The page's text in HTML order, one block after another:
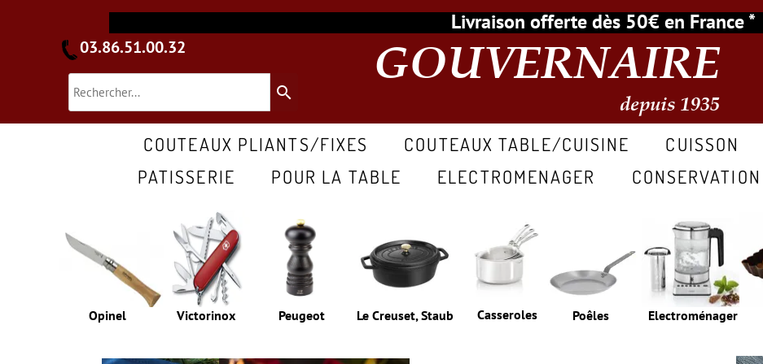
GOUVERNAIRE
depuis 1935
search
Peugeot Le Creuset, Staub
Victorinox
Opinel Electroménager
Poêles
Casseroles
COUTEAUX PLIANTS/FIXES COUTEAUX TABLE/CUISINE CUISSON
PATISSERIE
POUR LA TABLE ELECTROMENAGER CONSERVATION
Livraison offerte dès 50€ en France *
03.86.51.00.32